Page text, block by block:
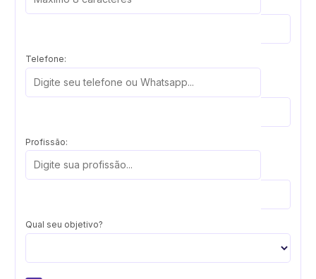
Telefone:
Profissão:
Qual seu objetivo?